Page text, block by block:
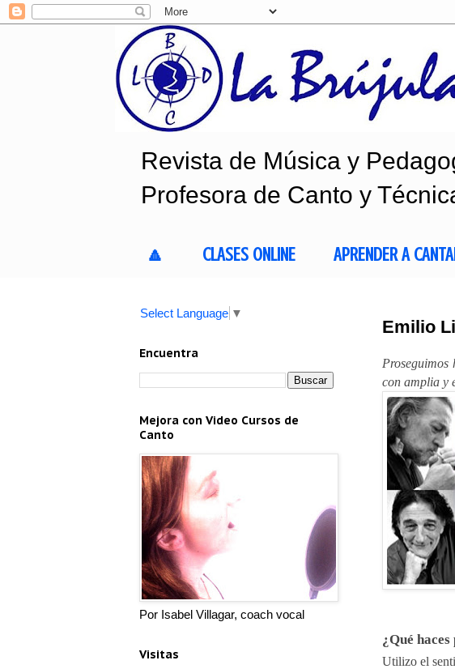
Revista de Música y
Profesora de Canto y
🔼 CLASES ONLINE APRENDER A
Emilio
con amplia y
¿Qué
Utilizo el
Select Language ▼
Encuentra
Mejora con Video Cursos de
Canto
Por Isabel Villagar, coach vocal
Visitas